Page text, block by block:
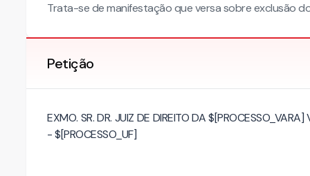
Trata-se de manifestação que versa sobre exclusão
Petição
EXMO. SR. DR. JUIZ DE DIREITO DA
- $[PROCESSO_UF]